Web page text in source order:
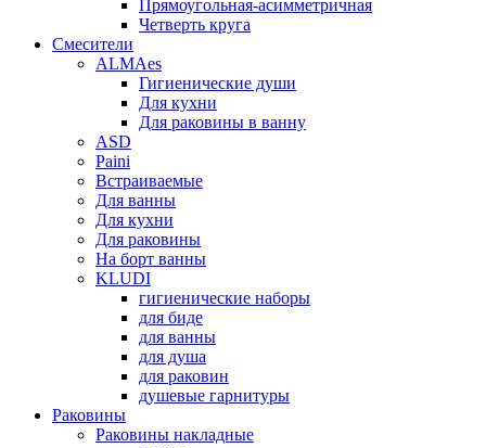
Прямоугольная-асимметричная
Четверть круга
Смесители
ALMAes
Гигиенические души
Для кухни
Для раковины в ванну
ASD
Paini
Встраиваемые
Для ванны
Для кухни
Для раковины
На борт ванны
KLUDI
гигиенические наборы
для биде
для ванны
для душа
для раковин
душевые гарнитуры
Раковины
Раковины накладные